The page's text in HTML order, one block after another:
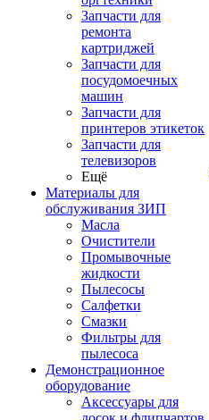
Запчасти для
ремонта
картриджей
Запчасти для
посудомоечных
машин
Запчасти для
принтеров этикеток
Запчасти для
телевизоров
Ещё
Материалы для
обслуживания ЗИП
Масла
Очистители
Промывочные
жидкости
Пылесосы
Салфетки
Смазки
Фильтры для
пылесоса
Демонстрационное
оборудование
Аксессуары для